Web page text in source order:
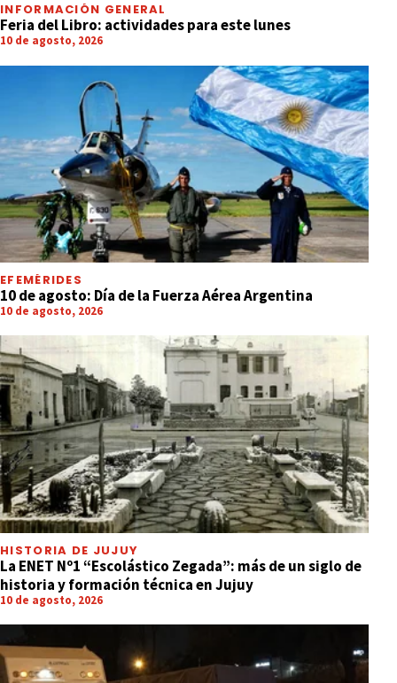
INFORMACIÓN GENERAL
Feria del Libro: actividades para este lunes
10 de agosto, 2026
EFEMÉRIDES
10 de agosto: Día de la Fuerza Aérea Argentina
10 de agosto, 2026
HISTORIA DE JUJUY
La ENET Nº1 “Escolástico Zegada”: más de un siglo de
historia y formación técnica en Jujuy
10 de agosto, 2026